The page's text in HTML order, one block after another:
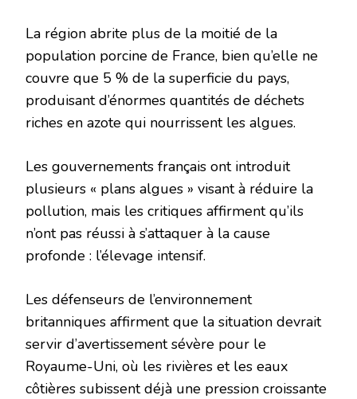
La région abrite plus de la moitié de la
population porcine de France, bien qu’elle ne
couvre que 5 % de la superficie du pays,
produisant d’énormes quantités de déchets
riches en azote qui nourrissent les algues.
Les gouvernements français ont introduit
plusieurs « plans algues » visant à réduire la
pollution, mais les critiques affirment qu’ils
n’ont pas réussi à s’attaquer à la cause
profonde : l’élevage intensif.
Les défenseurs de l’environnement
britanniques affirment que la situation devrait
servir d’avertissement sévère pour le
Royaume-Uni, où les rivières et les eaux
côtières subissent déjà une pression croissante